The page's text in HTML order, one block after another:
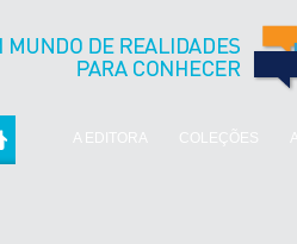
A EDITORA COLEÇÕES